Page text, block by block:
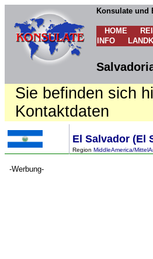
Konsulate und
HOME
INFO
Sie befinden sich
Kontaktdaten
El Salvador (El
Region MiddleAmerica/
-Werbung-